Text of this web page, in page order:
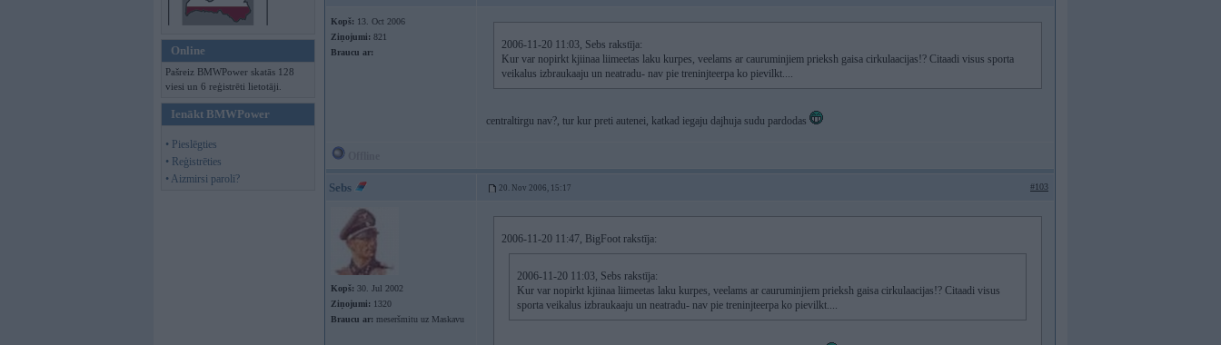
Online
Pašreiz BMWPower skatās 128
viesi un 6 reģistrēti lietotāji.
Ienākt BMWPower
• Pieslēgties
• Reģistrēties
• Aizmirsi paroli?
Kopš: 13. Oct 2006
Ziņojumi: 821
Braucu ar:
2006-11-20 11:03, Sebs rakstīja:
Kur var nopirkt kjiinaa liimeetas laku kurpes, veelams ar cauruminjiem prieksh gaisa cirkulaacijas!? Citaadi visus sporta
veikalus izbraukaaju un neatradu- nav pie treninjteerpa ko pievilkt....
centraltirgu nav?, tur kur preti autenei, katkad iegaju dajhuja sudu pardodas
Sebs 20. Nov 2006, 15:17 #103
Kopš: 30. Jul 2002
Ziņojumi: 1320
Braucu ar: meseršmitu uz Maskavu
2006-11-20 11:47, BigFoot rakstīja:
2006-11-20 11:03, Sebs rakstīja:
Kur var nopirkt kjiinaa liimeetas laku kurpes, veelams ar cauruminjiem prieksh gaisa cirkulaacijas!? Citaadi visus
sporta veikalus izbraukaaju un neatradu- nav pie treninjteerpa ko pievilkt....